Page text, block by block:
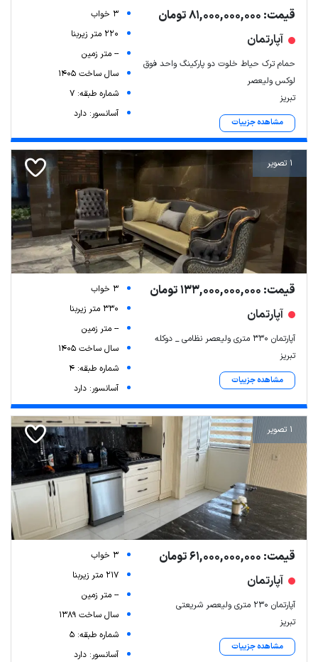
قیمت: 81,000,000,000 تومان
آپارتمان
حمام ترک حیاط خلوت دو پارکینگ واحد فوق
لوکس ولیعصر
تبریز
مشاهده جزییات
3 خواب
220 متر زیربنا
-- متر زمین
سال ساخت 1405
شماره طبقه: 7
آسانسور: دارد
1 تصویر
قیمت: 133,000,000,000 تومان
آپارتمان
آپارتمان ۳۳۰ متری ولیعصر نظامی _ دوکله
تبریز
مشاهده جزییات
3 خواب
330 متر زیربنا
-- متر زمین
سال ساخت 1405
شماره طبقه: 4
آسانسور: دارد
1 تصویر
قیمت: 61,000,000,000 تومان
آپارتمان
آپارتمان ۲۳۰ متری ولیعصر شریعتی
تبریز
مشاهده جزییات
3 خواب
217 متر زیربنا
-- متر زمین
سال ساخت 1389
شماره طبقه: 5
آسانسور: دارد